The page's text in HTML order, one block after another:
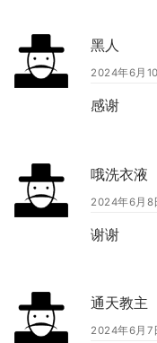
黑人
2024年6月
感谢
哦洗衣液
2024年6月8
谢谢
通天教主
2024年6月7